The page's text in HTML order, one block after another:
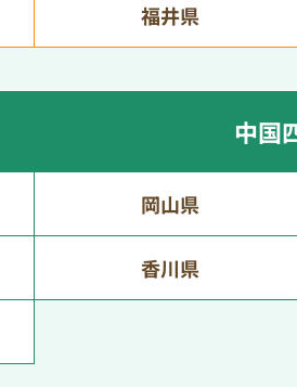
福井県
中国
岡山県
香川県